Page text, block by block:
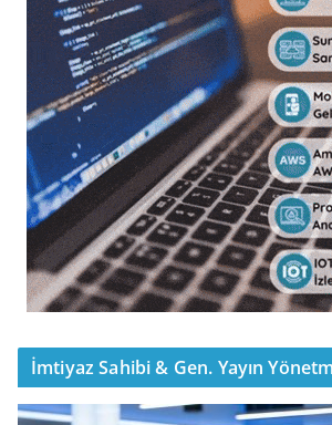
İmtiyaz Sahibi & Gen. Yayın